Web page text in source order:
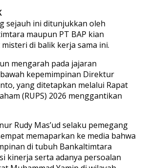
sejauh ini ditunjukkan oleh
maupun PT BAP kian
di balik kerja sama ini.
mengarah pada jajaran
kepemimpinan Direktur
yang ditetapkan melalui Rapat
(RUPS) 2026 menggantikan
Rudy Mas’ud selaku pemegang
memaparkan ke media bahwa
di tubuh Bankaltimtara
kinerja serta adanya persoalan